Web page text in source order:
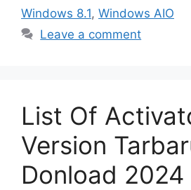
Windows 8.1, Windows AIO
Leave a comment
List Of
Version
Donload 2024